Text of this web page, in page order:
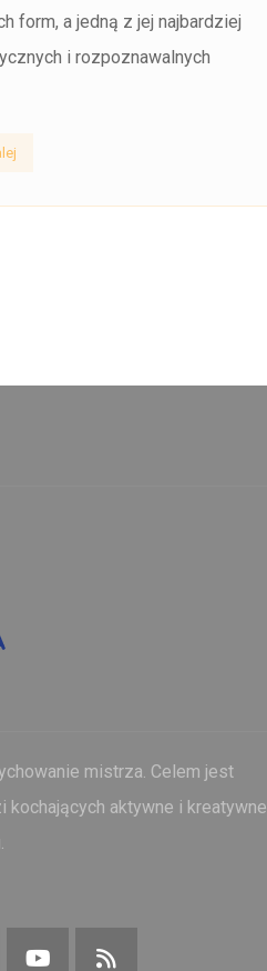
form, a jedną z jej najbardziej
i rozpoznawalnych
mistrza. Celem jest
kochających aktywne i kreatywne